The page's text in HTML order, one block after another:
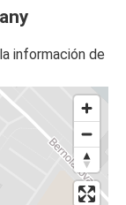
información de